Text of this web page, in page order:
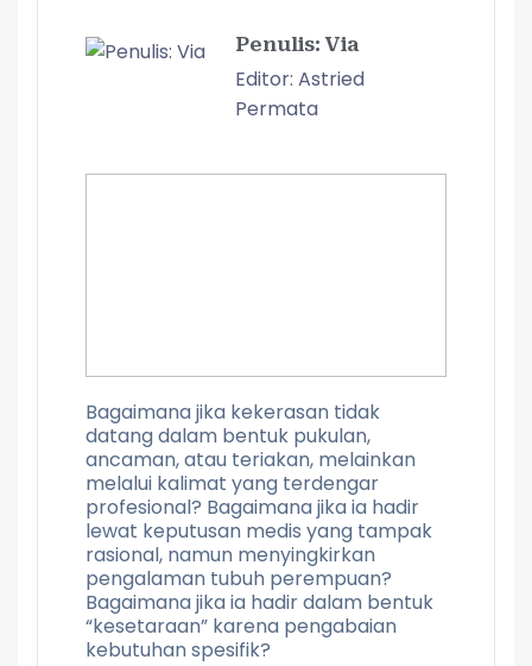
Penulis: Via
Editor: Astried
Permata
Bagaimana jika kekerasan tidak
datang dalam bentuk pukulan,
ancaman, atau teriakan, melainkan
melalui kalimat yang terdengar
profesional? Bagaimana jika ia hadir
lewat keputusan medis yang tampak
rasional, namun menyingkirkan
pengalaman tubuh perempuan?
Bagaimana jika ia hadir dalam bentuk
“kesetaraan” karena pengabaian
kebutuhan spesifik?